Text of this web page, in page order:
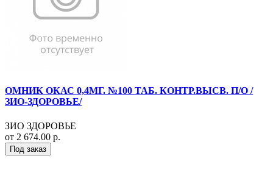
ОМНИК ОКАС 0,4МГ. №100 ТАБ. КОНТР.ВЫСВ. П/О /
ЗИО-ЗДОРОВЬЕ/
ЗИО ЗДОРОВЬЕ
от 2 674.00 р.
Под заказ